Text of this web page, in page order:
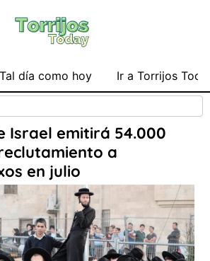
Tal día como hoy Ir a Torrijos
Israel emitirá 54.000
a
en julio